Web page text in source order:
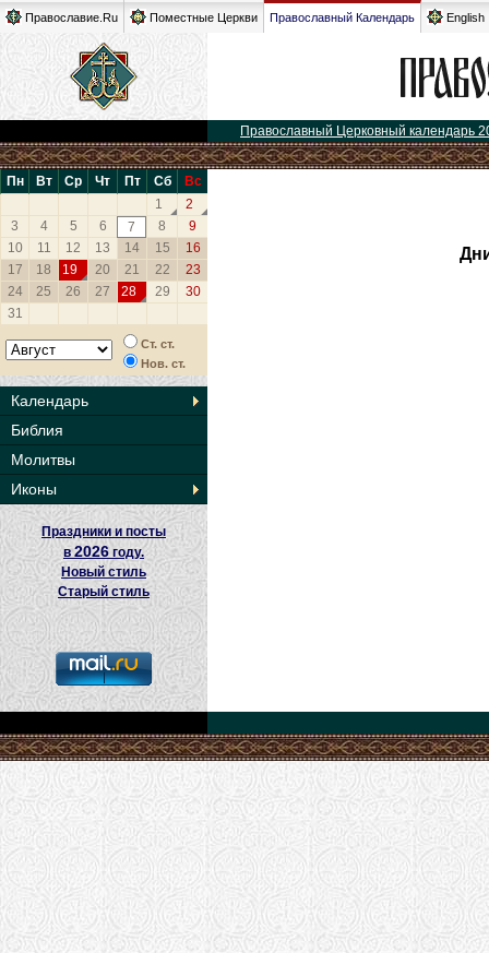
Православие.Ru Поместные Церкви Православный Календарь English
Православный Церковный календарь
Пн Вт Ср Чт Пт Сб
Вс
1
2
3
4 5 6 7 8
9
10
11 12 13 14 15
16
17
18 19 20 21 22
23
24
25 26 27 28 29
30
31
Ст. ст.
Нов. ст.
Календарь
Библия
Молитвы
Иконы
Праздники и посты
в2026 году.
Новый стиль
Старый стиль